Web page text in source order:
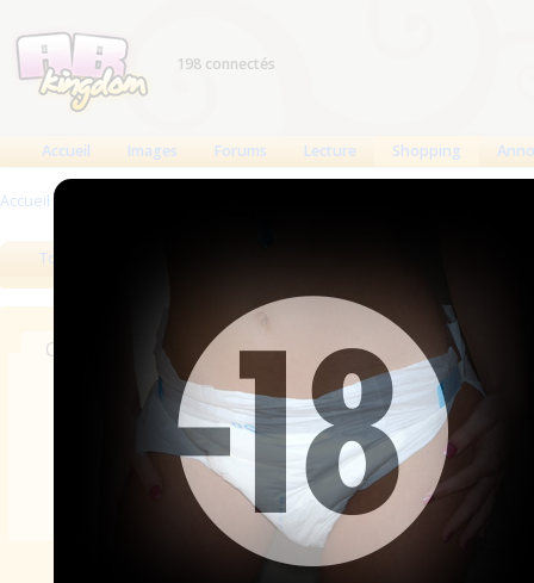
198 connectés
Accueil Images Forums Lecture Shopping
Accueil >
Tous les produits
Chercher dans les revendeurs
Nom
Catégories
Marque